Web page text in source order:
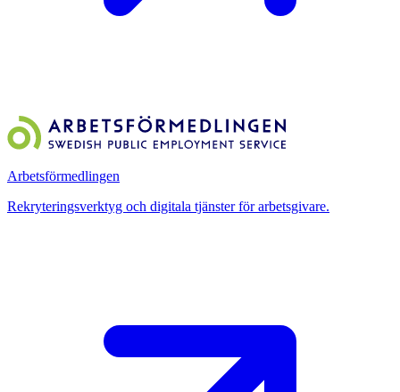
Arbetsförmedlingen
Rekryteringsverktyg och digitala tjänster för arbetsgivare.